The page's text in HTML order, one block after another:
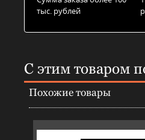
тыс. рублей
С этим товаром
Похожие товары